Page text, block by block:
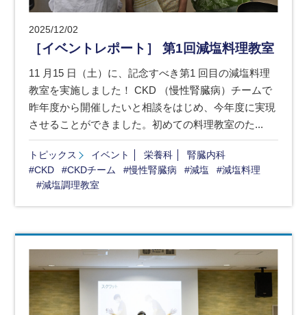
2025/12/02
［イベントレポート］ 第1回減塩料理教室
11 月15 日（土）に、記念すべき第1 回目の減塩料理
教室を実施しました！ CKD （慢性腎臓病）チームで
昨年度から開催したいと相談をはじめ、今年度に実現
させることができました。初めての料理教室のた...
トピックス イベント 栄養科
腎臓内科
#CKD
#CKDチーム #慢性腎臓病 #減塩
#減塩料理
#減塩調理教室